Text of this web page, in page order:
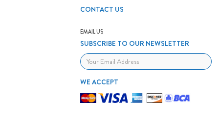
CONTACT US
EMAIL US
SUBSCRIBE TO OUR NEWSLETTER
WE ACCEPT